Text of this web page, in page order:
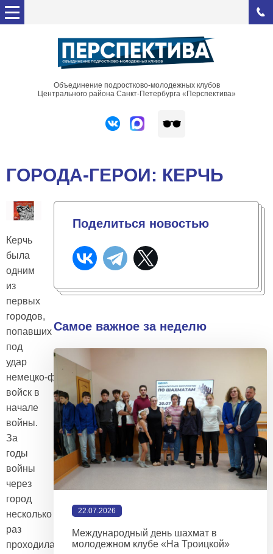
Объединение подростково-молодежных клубов
Центрального района Санкт-Петербурга «Перспектива»
ГОРОДА-ГЕРОИ: КЕРЧЬ
Керчь
была
одним
из
первых
городов,
попавших
под
удар
немецко‑фашистских
войск в
начале
войны.
За
годы
войны
через
город
несколько
раз
проходила
Поделиться новостью
Самое важное за неделю
22.07.2026
Международный день шахмат в
молодежном клубе «На Троицкой»